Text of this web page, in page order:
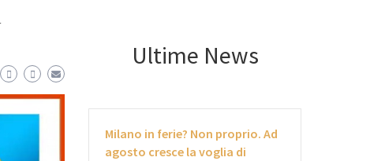
Ultime News
Milano in ferie? Non proprio. Ad
agosto cresce la voglia di